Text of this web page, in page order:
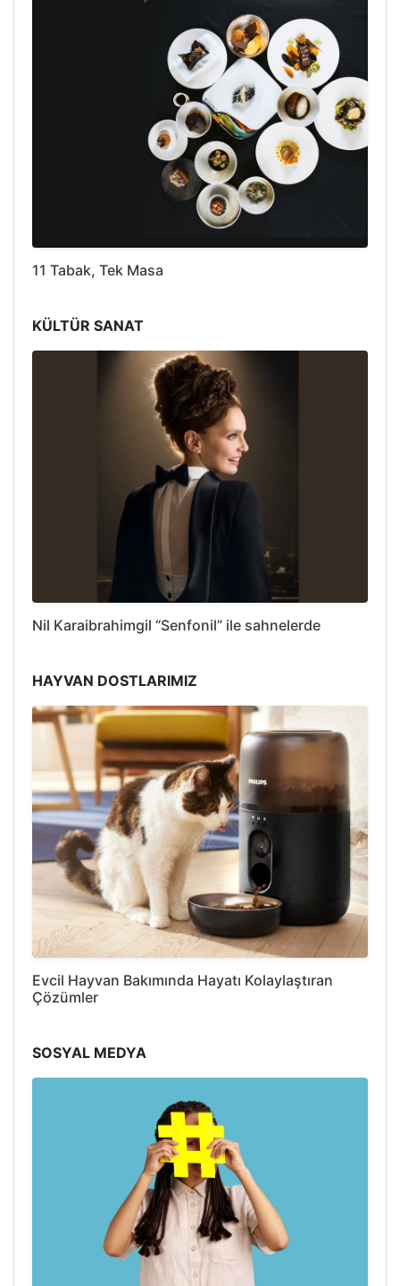
11 Tabak, Tek Masa
KÜLTÜR SANAT
Nil Karaibrahimgil “Senfonil” ile sahnelerde
HAYVAN DOSTLARIMIZ
Evcil Hayvan Bakımında Hayatı Kolaylaştıran
Çözümler
SOSYAL MEDYA